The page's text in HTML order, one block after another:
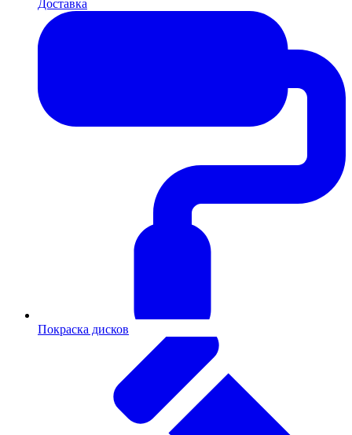
Доставка
Покраска дисков